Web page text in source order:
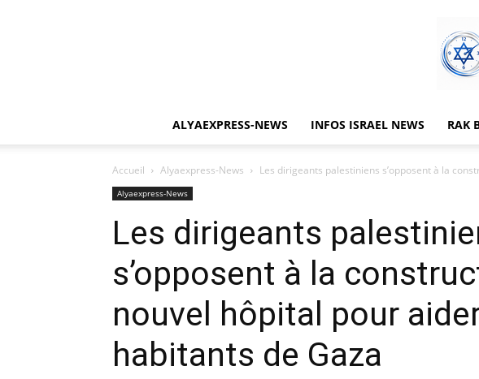
ALYAEXPRESS-NEWS INFOS ISRAEL NEWS RAK
Accueil Alyaexpress-News Les dirigeants palestiniens s’opposent à la
Alyaexpress-News
Les dirigeants
s’opposent à la
nouvel hôpital pour
habitants de Gaza